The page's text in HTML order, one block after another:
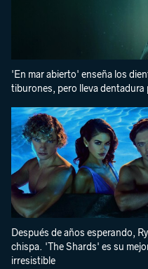
'En mar abierto' enseña los
tiburones, pero lleva dentadura
Después de años esperando,
chispa. 'The Shards' es su
irresistible